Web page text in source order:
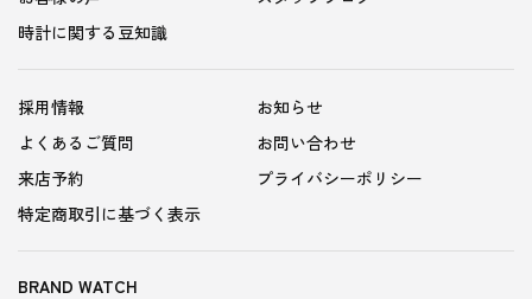
時計に関する豆知識
採用情報
お知らせ
よくあるご質問
お問い合わせ
来店予約
プライバシーポリシー
特定商取引に基づく表示
BRAND WATCH